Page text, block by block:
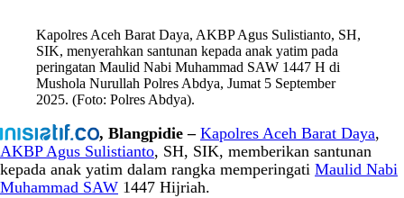
Kapolres Aceh Barat Daya, AKBP Agus Sulistianto, SH,
SIK, menyerahkan santunan kepada anak yatim pada
peringatan Maulid Nabi Muhammad SAW 1447 H di
Mushola Nurullah Polres Abdya, Jumat 5 September
2025. (Foto: Polres Abdya).
, Blangpidie – Kapolres Aceh Barat Daya,
AKBP Agus Sulistianto, SH, SIK, memberikan santunan
kepada anak yatim dalam rangka memperingati Maulid Nabi
Muhammad SAW 1447 Hijriah.